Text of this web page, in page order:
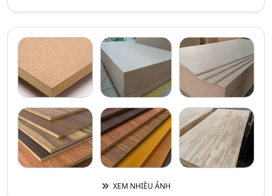
XEM NHIỀU ẢNH